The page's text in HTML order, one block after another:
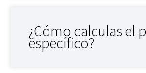
¿Cómo calculas el
específico?